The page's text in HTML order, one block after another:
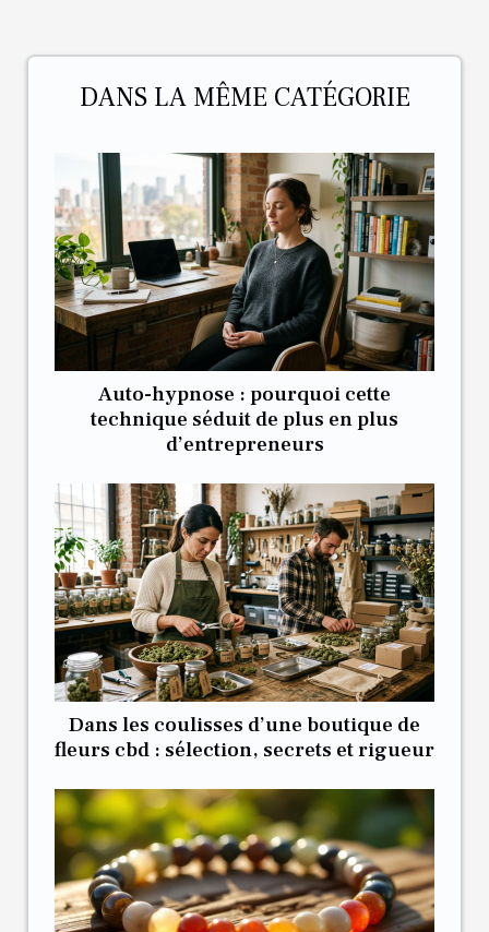
DANS LA MÊME CATÉGORIE
Auto-hypnose : pourquoi cette
technique séduit de plus en plus
d’entrepreneurs
Dans les coulisses d’une boutique de
fleurs cbd : sélection, secrets et rigueur